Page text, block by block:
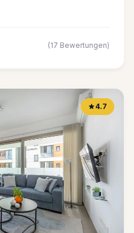
(17 Bewertungen)
4.7